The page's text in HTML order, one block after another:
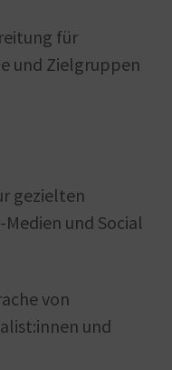
für
und Zielgruppen
gezielten
und Social
von
und